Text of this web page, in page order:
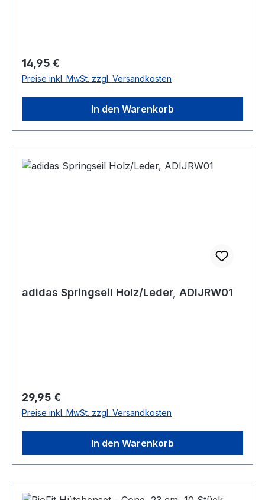
Regulärer Preis:
14,95 €
Preise inkl. MwSt. zzgl. Versandkosten
In den Warenkorb
adidas Springseil Holz/Leder, ADIJRW01
Regulärer Preis:
29,95 €
Preise inkl. MwSt. zzgl. Versandkosten
In den Warenkorb